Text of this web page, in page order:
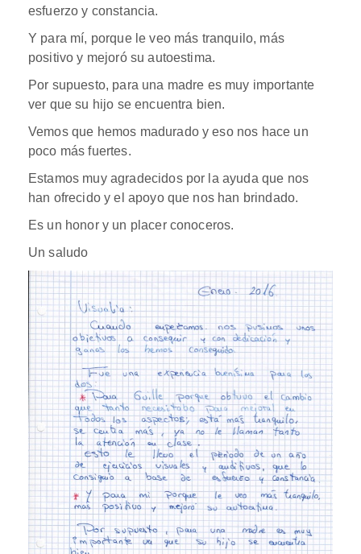
esfuerzo y constancia.
Y para mí, porque le veo más tranquilo, más
positivo y mejoró su autoestima.
Por supuesto, para una madre es muy importante
ver que su hijo se encuentra bien.
Vemos que hemos madurado y eso nos hace un
poco más fuertes.
Estamos muy agradecidos por la ayuda que nos
han ofrecido y el apoyo que nos han brindado.
Es un honor y un placer conoceros.
Un saludo